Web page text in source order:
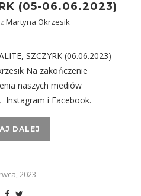
(05-06.06.2023)
Martyna Okrzesik
SZCZYRK (06.06.2023)
Na zakończenie
naszych mediów
Instagram i Facebook.
DALEJ
2023